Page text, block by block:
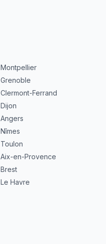
Montpellier
Grenoble
Clermont-Ferrand
Dijon
Angers
Nîmes
Toulon
Aix-en-Provence
Brest
Le Havre